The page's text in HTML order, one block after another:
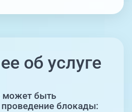
об услуге
может быть
блокады: